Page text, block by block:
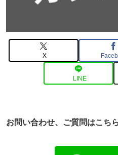
X
LINE
お問い合わせ、ご質問はこち